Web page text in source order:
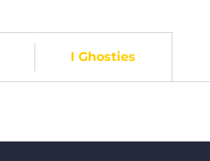
I Ghosties